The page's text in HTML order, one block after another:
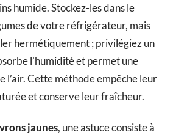
humide. Stockez-les dans le
de votre réfrigérateur, mais
hermétiquement ; privilégiez un
l’humidité et permet une
l’air. Cette méthode empêche leur
et conserve leur fraîcheur.
jaunes, une astuce consiste à